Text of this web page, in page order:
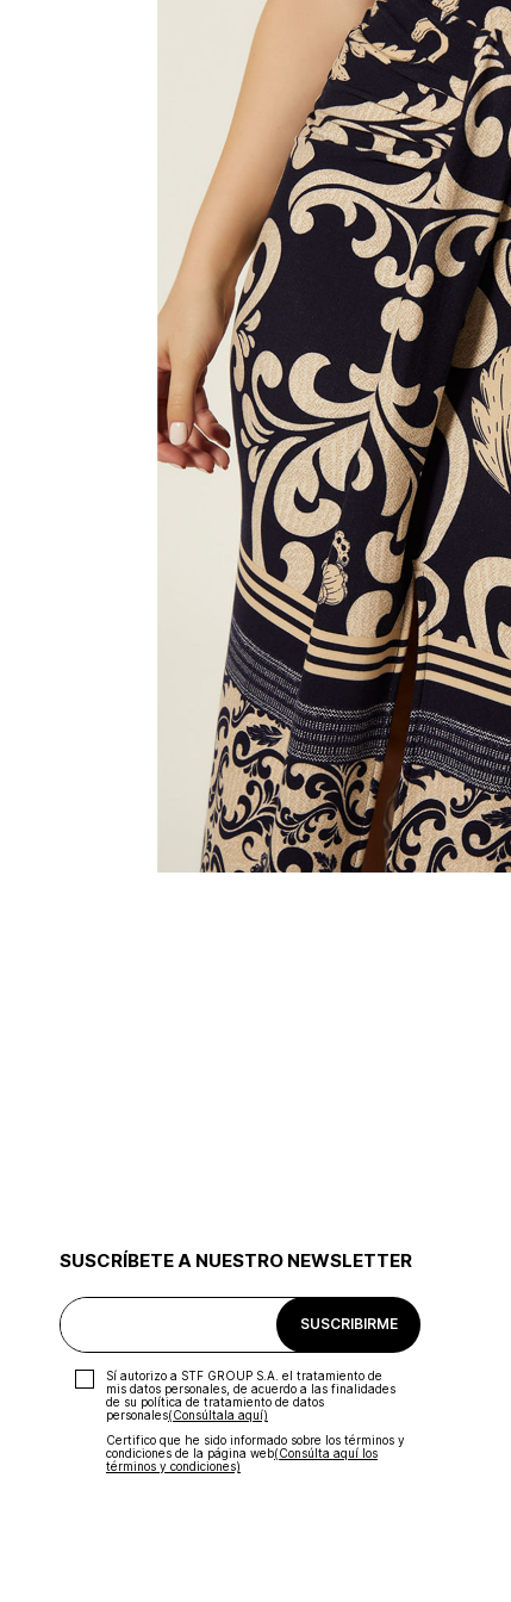
SUSCRÍBETE A NUESTRO NEWSLETTER
SUSCRIBIRME
Sí autorizo a STF GROUP S.A. el tratamiento de
mis datos personales, de acuerdo a las finalidades
de su política de tratamiento de datos
personales‎(Consúltala aquí)
Certifico que he sido informado sobre los términos y
condiciones de la página web‎(Consúlta aquí los
términos y condiciones)